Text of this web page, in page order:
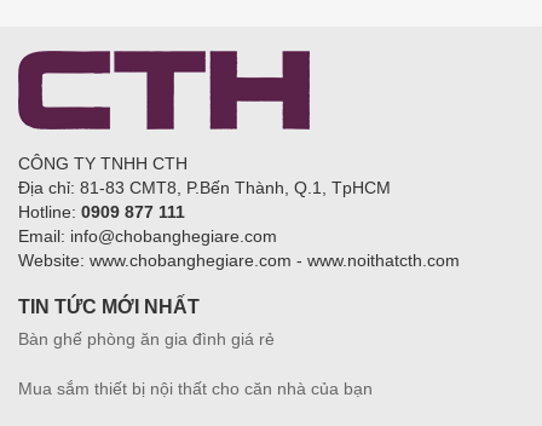
CÔNG TY TNHH CTH
Địa chỉ: 81-83 CMT8, P.Bến Thành, Q.1, TpHCM
Hotline: 0909 877 111
Email: info@chobanghegiare.com
Website: www.chobanghegiare.com - www.noithatcth.com
TIN TỨC MỚI NHẤT
Bàn ghế phòng ăn gia đình giá rẻ
Mua sắm thiết bị nội thất cho căn nhà của bạn